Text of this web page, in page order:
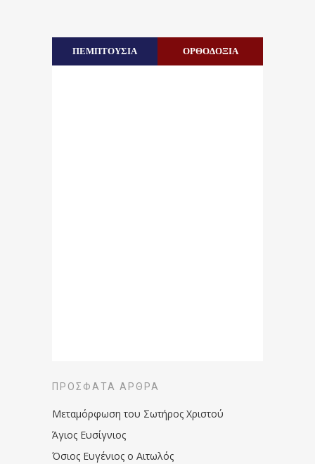
ΠΕΜΠΤΟΥΣΙΑ ΟΡΘΟΔΟΞΙΑ
ΠΡΌΣΦΑΤΑ ΆΡΘΡΑ
Μεταμόρφωση του Σωτήρος Χριστού
Άγιος Ευσίγνιος
Όσιος Ευγένιος ο Αιτωλός